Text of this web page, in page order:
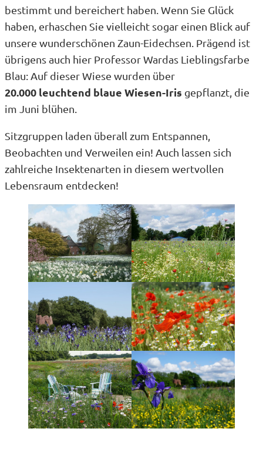
bestimmt und bereichert haben. Wenn Sie Glück
haben, erhaschen Sie vielleicht sogar einen Blick auf
unsere wunderschönen Zaun-Eidechsen. Prägend ist
übrigens auch hier Professor Wardas Lieblingsfarbe
Blau: Auf dieser Wiese wurden über
20.000 leuchtend blaue Wiesen-Iris gepflanzt, die
im Juni blühen.
Sitzgruppen laden überall zum Entspannen,
Beobachten und Verweilen ein! Auch lassen sich
zahlreiche Insektenarten in diesem wertvollen
Lebensraum entdecken!